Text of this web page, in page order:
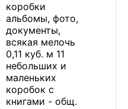
коробки
альбомы, фото,
документы,
всякая мелочь
0,11 куб. м 11
небольших и
маленьких
коробок с
книгами - общ.